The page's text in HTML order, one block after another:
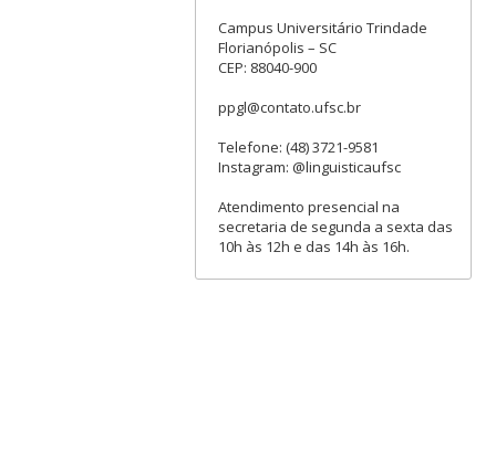
Campus Universitário Trindade
Florianópolis – SC
CEP: 88040-900
ppgl@contato.ufsc.br
Telefone: (48) 3721-9581
Instagram: @linguisticaufsc
Atendimento presencial na
secretaria de segunda a sexta das
10h às 12h e das 14h às 16h.